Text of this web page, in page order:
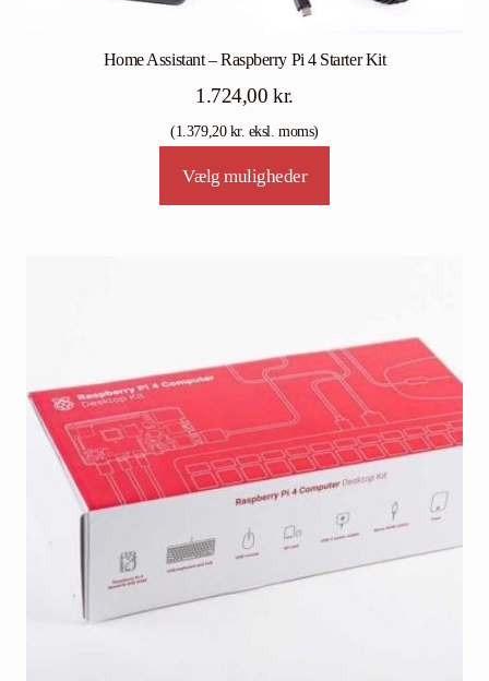
Home Assistant – Raspberry Pi 4 Starter Kit
1.724,00kr.
(1.379,20kr. eksl. moms)
Vælg muligheder